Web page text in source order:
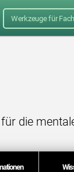
Werkzeuge für
die